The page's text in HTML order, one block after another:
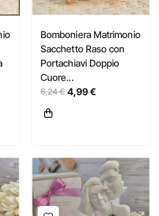
Bomboniera Matrimonio
Sacchetto Raso con
Portachiavi Doppio
Cuore...
6,24 € 4,99 €